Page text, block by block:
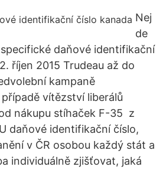
Nej
de
daňové identifikační
říjen 2015 Trudeau až do
kampaně
vítězství liberálů
nákupu stíhaček F-35 z
daňové identifikační číslo,
v ČR osobou každý stát a
individuálně zjišťovat, jaká